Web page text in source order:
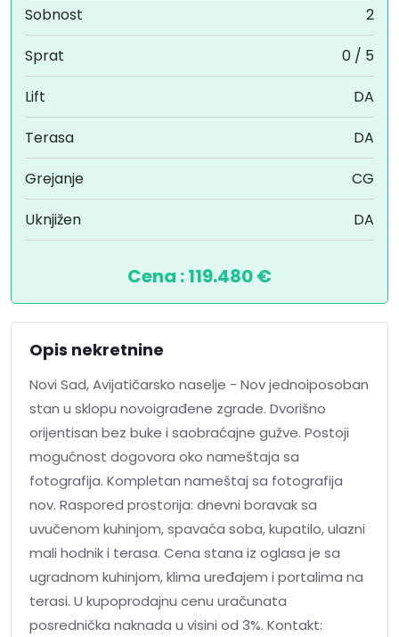
Sobnost
2
Sprat
0 / 5
Lift
DA
Terasa
DA
Grejanje
CG
Uknjižen
DA
Cena : 119.480 €
Opis nekretnine
Novi Sad, Avijatičarsko naselje - Nov jednoiposoban
stan u sklopu novoigrađene zgrade. Dvorišno
orijentisan bez buke i saobraćajne gužve. Postoji
mogućnost dogovora oko nameštaja sa
fotografija. Kompletan nameštaj sa fotografija
nov. Raspored prostorija: dnevni boravak sa
uvučenom kuhinjom, spavaća soba, kupatilo, ulazni
mali hodnik i terasa. Cena stana iz oglasa je sa
ugradnom kuhinjom, klima uređajem i portalima na
terasi. U kupoprodajnu cenu uračunata
posrednička naknada u visini od 3%. Kontakt: